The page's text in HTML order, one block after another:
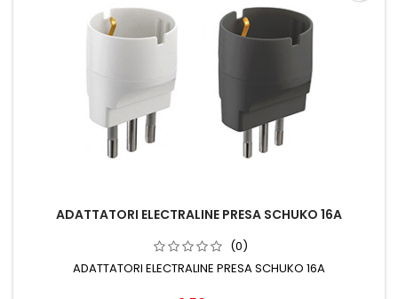
ADATTATORI ELECTRALINE PRESA SCHUKO 16A
(0)
ADATTATORI ELECTRALINE PRESA SCHUKO 16A